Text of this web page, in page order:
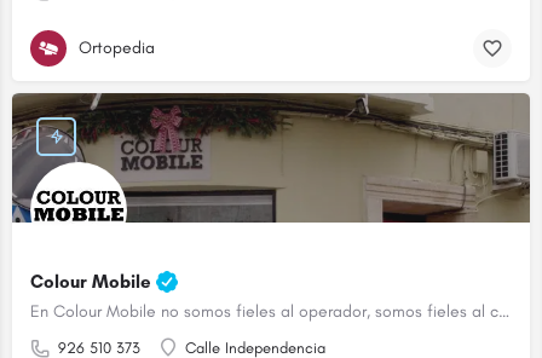
Ortopedia
Colour Mobile
En Colour Mobile no somos fieles al operador, somos fieles al cliente
926 510 373 Calle Independencia